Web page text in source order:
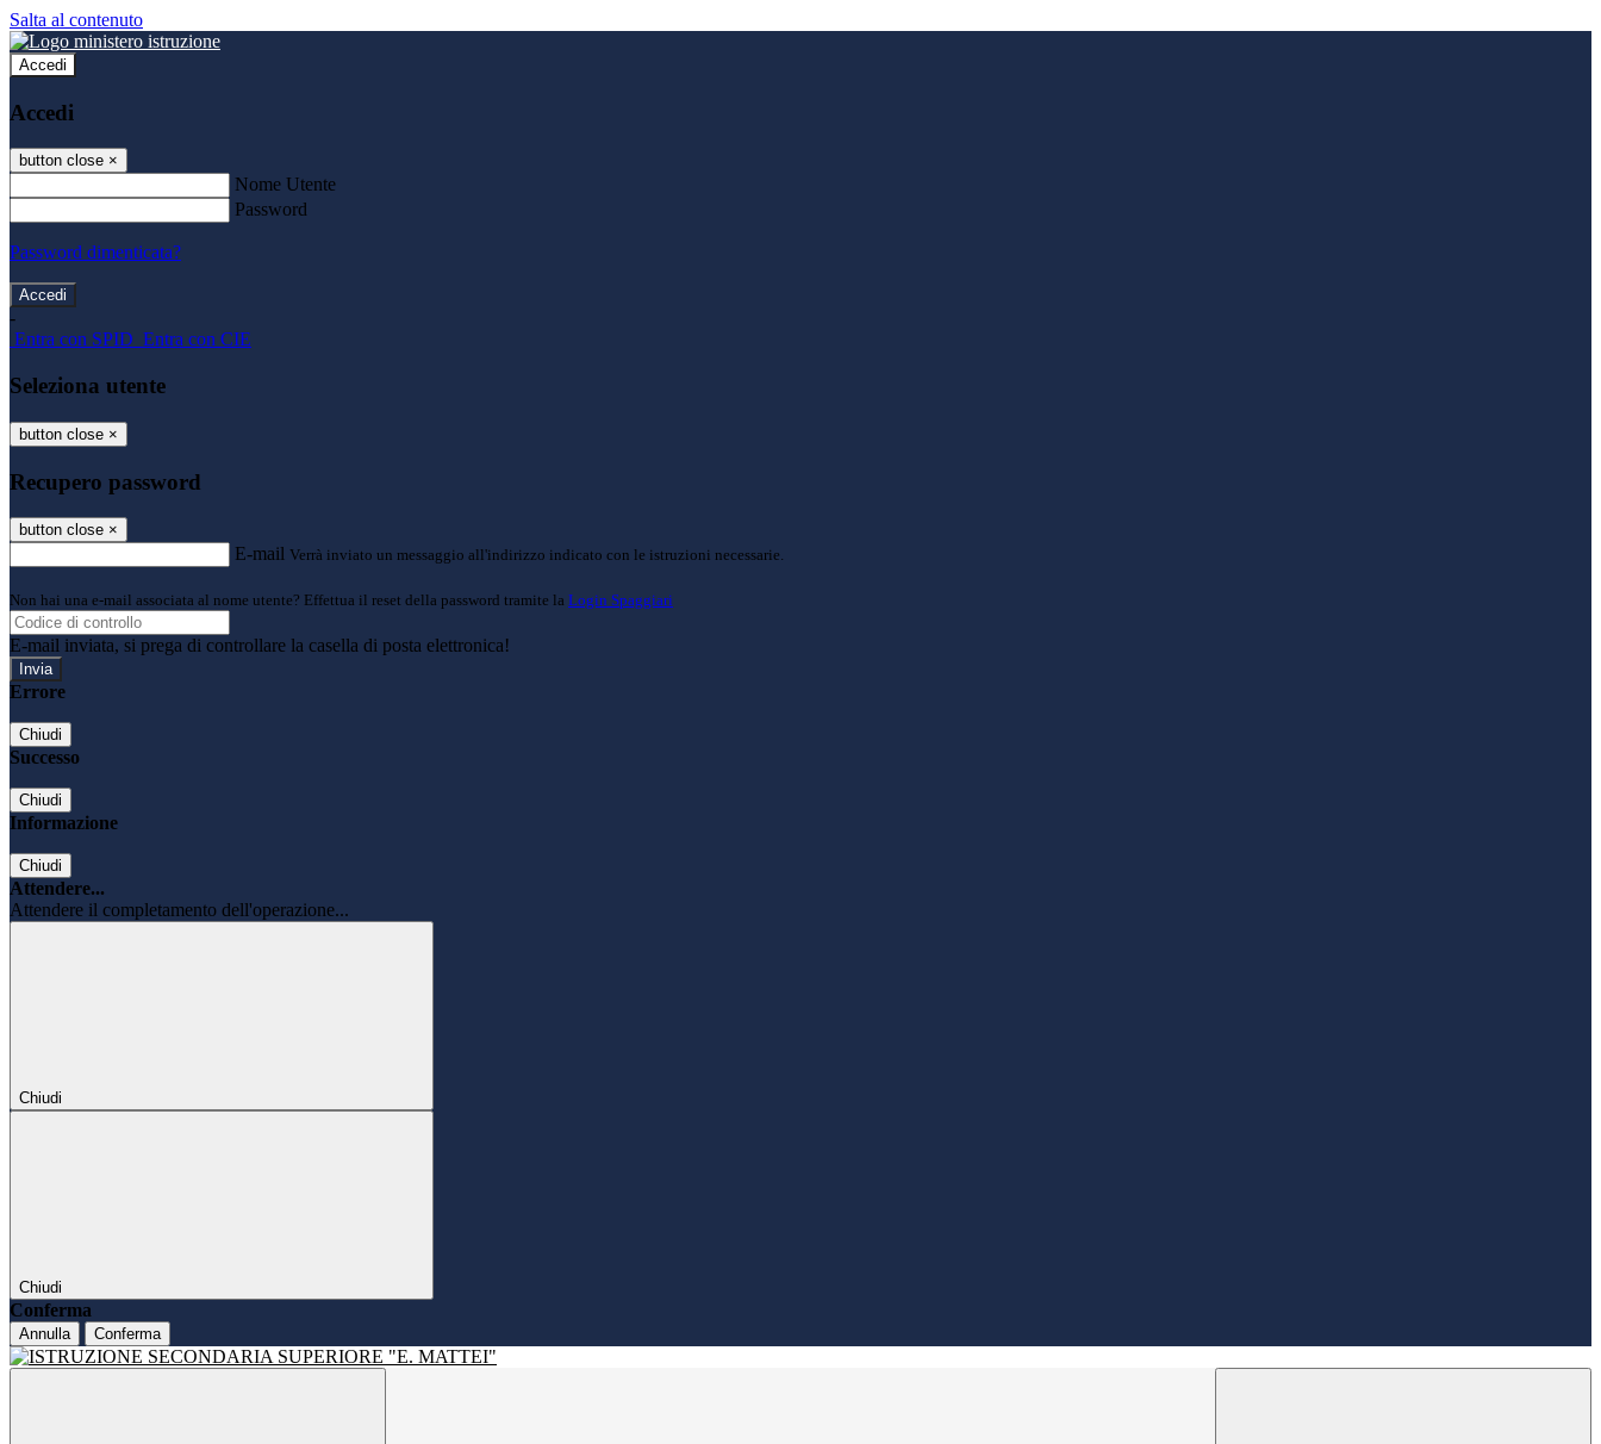
Salta al contenuto
Accedi
Accedi
button close ×
Nome Utente
Password
Password dimenticata?
-
Entra con SPID Entra con CIE
Seleziona utente
button close ×
Recupero password
button close ×
E-mail Verrà inviato un messaggio all'indirizzo indicato con le istruzioni necessarie.
Non hai una e-mail associata al nome utente? Effettua il reset della password tramite la Login Spaggiari
E-mail inviata, si prega di controllare la casella di posta elettronica!
Errore
Chiudi
Successo
Chiudi
Informazione
Chiudi
Attendere...
Attendere il completamento dell'operazione...
Chiudi
Chiudi
Conferma
Annulla Conferma